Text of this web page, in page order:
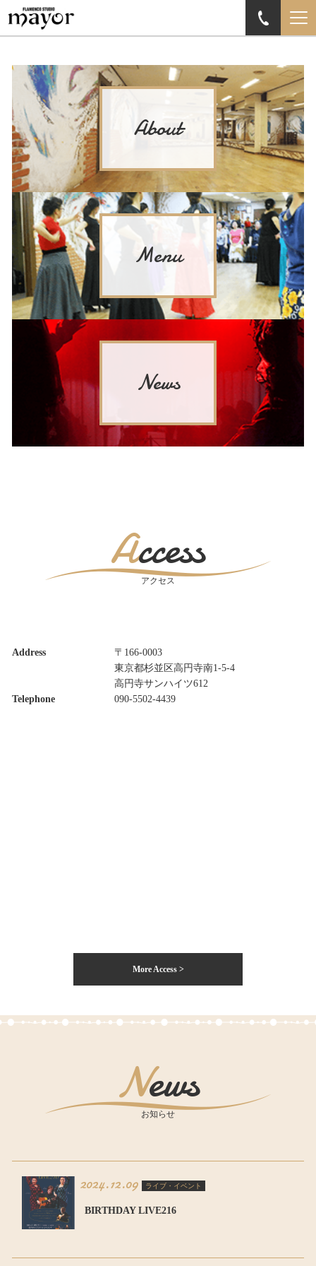
About
Menu
News
Access
アクセス
Address
〒166-0003
東京都杉並区高円寺南1-5-4
高円寺サンハイツ612
Telephone
090-5502-4439
More Access >
News
お知らせ
2024.12.09 ライブ・イベント
BIRTHDAY LIVE216